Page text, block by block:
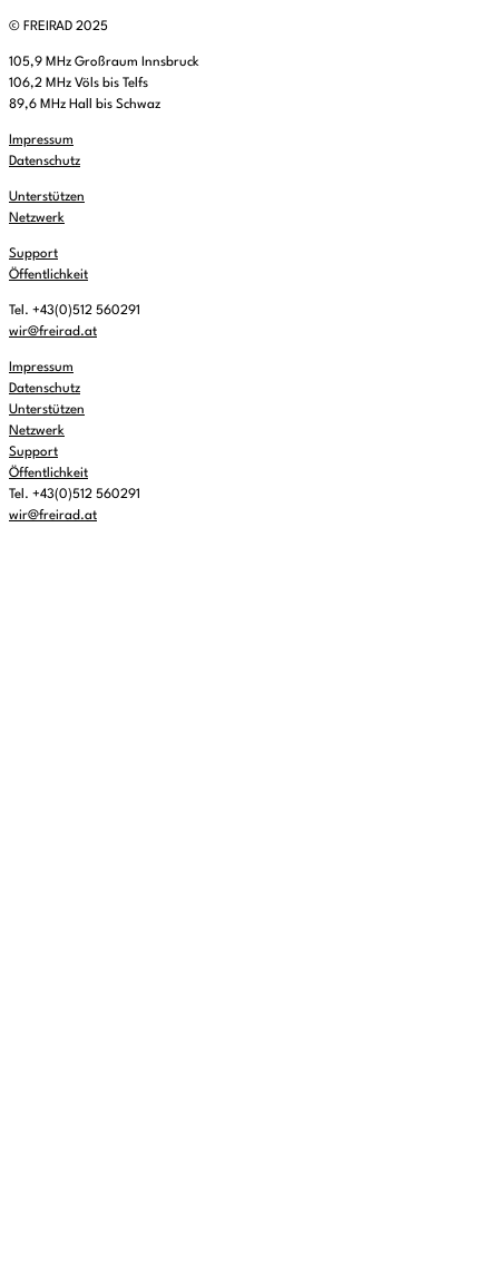
© FREIRAD 2025
105,9 MHz Großraum Innsbruck
106,2 MHz Völs bis Telfs
89,6 MHz Hall bis Schwaz
Impressum
Datenschutz
Unterstützen
Netzwerk
Support
Öffentlichkeit
Tel. +43(0)512 560291
wir@freirad.at
Impressum
Datenschutz
Unterstützen
Netzwerk
Support
Öffentlichkeit
Tel. +43(0)512 560291
wir@freirad.at